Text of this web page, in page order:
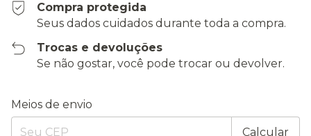
Compra protegida
Seus dados cuidados durante toda a compra.
Trocas e devoluções
Se não gostar, você pode trocar ou devolver.
Entregas para o CEP:
Meios de envio
Calcular